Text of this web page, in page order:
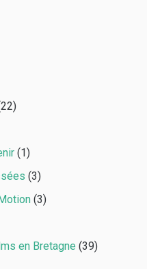
(1)
(3)
(3)
en Bretagne (39)